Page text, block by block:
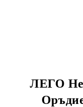
ЛЕГО